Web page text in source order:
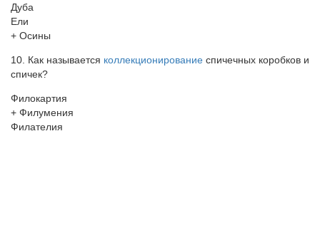
Дуба
Ели
+ Осины
10. Как называется коллекционирование спичечных коробков и
спичек?
Филокартия
+ Филумения
Филателия